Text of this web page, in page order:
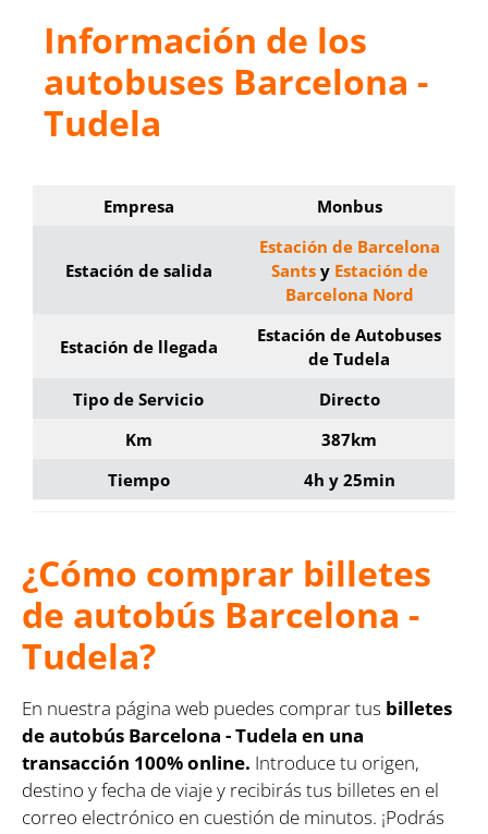
Información de los
autobuses Barcelona -
Tudela
Empresa Monbus
Estación de salida
Estación de Barcelona
Sants y Estación de
Barcelona Nord
Estación de llegada
Estación de Autobuses
de Tudela
Tipo de Servicio
Directo
Km
387km
Tiempo
4h y 25min
¿Cómo comprar billetes
de autobús Barcelona -
Tudela?
En nuestra página web puedes comprar tus billetes
de autobús Barcelona - Tudela en una
transacción 100% online. Introduce tu origen,
destino y fecha de viaje y recibirás tus billetes en el
correo electrónico en cuestión de minutos. ¡Podrás